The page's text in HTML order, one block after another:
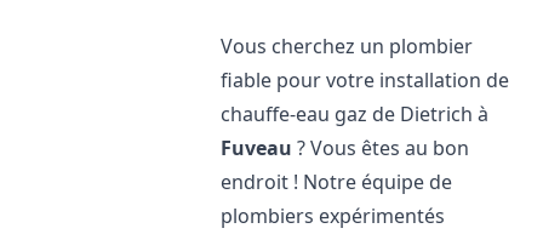
Vous cherchez un plombier
fiable pour votre installation de
chauffe-eau gaz de Dietrich à
Fuveau ? Vous êtes au bon
endroit ! Notre équipe de
plombiers expérimentés